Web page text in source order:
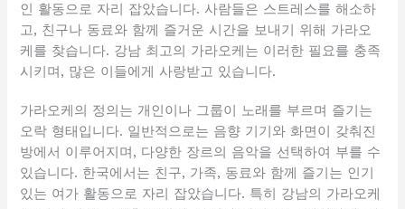
인 활동으로 자리 잡았습니다. 사람들은 스트레스를 해소하
고, 친구나 동료와 함께 즐거운 시간을 보내기 위해 가라오
케를 찾습니다. 강남 최고의 가라오케는 이러한 필요를 충족
시키며, 많은 이들에게 사랑받고 있습니다.
가라오케의 정의는 개인이나 그룹이 노래를 부르며 즐기는
오락 형태입니다. 일반적으로는 음향 기기와 화면이 갖춰진
방에서 이루어지며, 다양한 장르의 음악을 선택하여 부를 수
있습니다. 한국에서는 친구, 가족, 동료와 함께 즐기는 인기
있는 여가 활동으로 자리 잡았습니다. 특히 강남의 가라오케